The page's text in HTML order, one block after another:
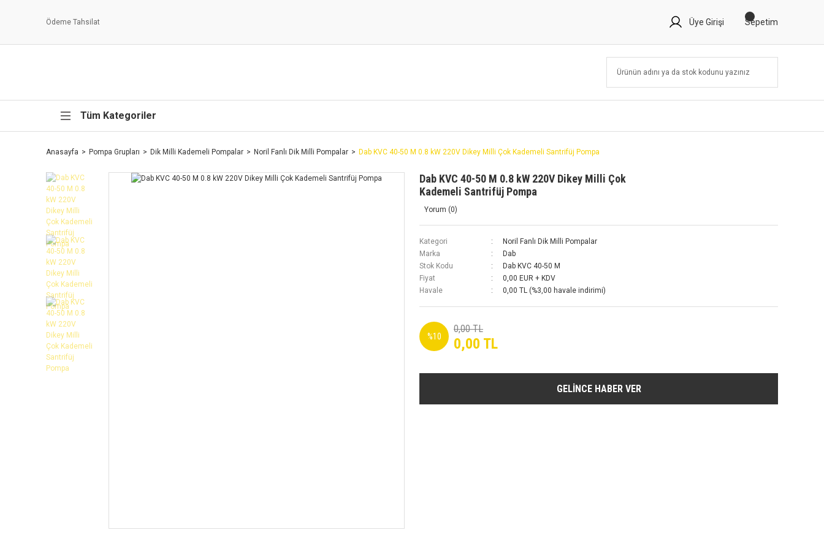
Ödeme Tahsilat Üye Girişi Sepetim
Tüm Kategoriler
Anasayfa Pompa Grupları Dik Milli Kademeli Pompalar Noril Fanlı Dik Milli Pompalar Dab KVC 40-50 M 0.8 kW 220V Dikey Milli Çok Kademeli Santrifüj Pompa
Dab KVC 40-50 M 0.8 kW 220V Dikey Milli Çok
Kademeli Santrifüj Pompa
Yorum (0)
Kategori
Noril Fanlı Dik Milli Pompalar
Marka
Dab
Stok Kodu
Dab KVC 40-50 M
Fiyat
0,00 EUR + KDV
Havale
0,00 TL (%3,00 havale indirimi)
%10
0,00 TL
0,00 TL
GELİNCE HABER VER